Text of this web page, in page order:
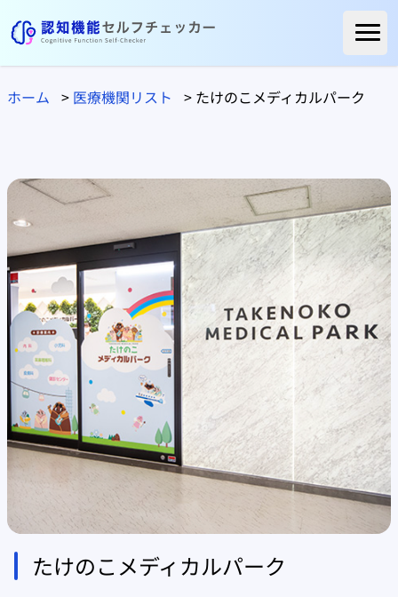
ホーム
ご利用者様の声
医療関係の方へ
自治体の方へ
医療機関リスト
ホーム > 医療機関リスト > たけのこメディカルパーク
たけのこメディカルパーク